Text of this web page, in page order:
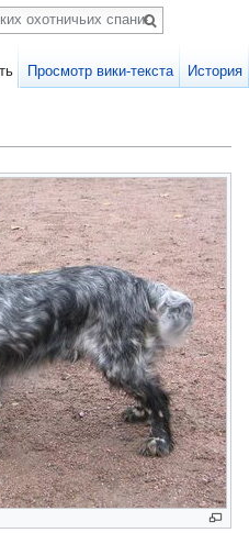
Просмотр вики-текста История